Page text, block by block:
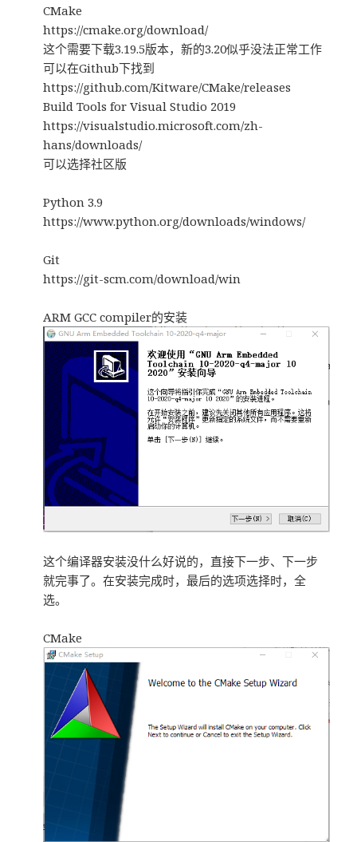
CMake
https://cmake.org/download/
这个需要下载3.19.5版本，新的3.20似乎没法正常工作
可以在Github下找到
https://github.com/Kitware/CMake/releases
Build Tools for Visual Studio 2019
https://visualstudio.microsoft.com/zh-
hans/downloads/
可以选择社区版
Python 3.9
https://www.python.org/downloads/windows/
Git
https://git-scm.com/download/win
ARM GCC compiler的安装
这个编译器安装没什么好说的，直接下一步、下一步
就完事了。在安装完成时，最后的选项选择时，全
选。
CMake